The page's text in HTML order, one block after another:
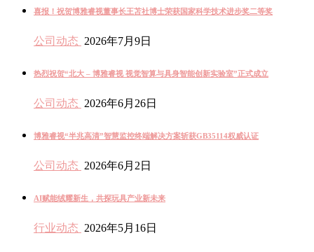
喜报！祝贺博雅睿视董事长王苫社博士荣获国家科学技术进步奖二等奖
公司动态 2026年7月9日
热烈祝贺“北大 – 博雅睿视 视觉智算与具身智能创新实验室”正式成立
公司动态 2026年6月26日
博雅睿视“半兆高清”智慧监控终端解决方案斩获GB35114权威认证
公司动态 2026年6月2日
AI赋能绒耀新生，共探玩具产业新未来
行业动态 2026年5月16日